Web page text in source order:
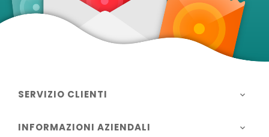
SERVIZIO CLIENTI 
INFORMAZIONI AZIENDALI 